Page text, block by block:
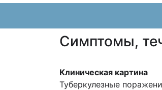
Cимптомы,
Клиническая картина
Туберкулезные